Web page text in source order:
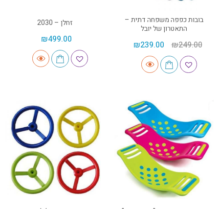
בובות כפפה משפחה דתית –
התאטרון של יובל
₪249.00
₪239.00
זחלן – 2030
₪499.00